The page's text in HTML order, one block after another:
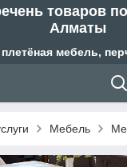
товаров
Алматы
плетёная мебель,
Мебель